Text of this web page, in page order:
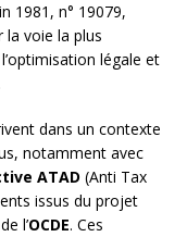
1981, n° 19079,
la voie la plus
légale et
dans un contexte
notamment avec
ATAD (Anti Tax
issus du projet
l’OCDE. Ces